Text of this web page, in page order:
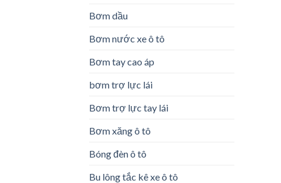
Bơm dầu
Bơm nước xe ô tô
Bơm tay cao áp
bơm trợ lực lái
Bơm trợ lực tay lái
Bơm xăng ô tô
Bóng đèn ô tô
Bu lông tắc kê xe ô tô